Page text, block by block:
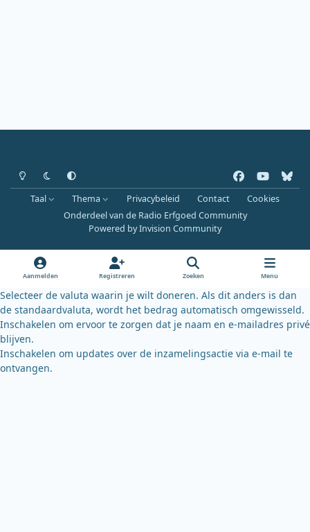
Heldere modus
Donkere modus
Systeemvoorkeur
a
c
e
k
o
u
b
l
u
k
y
Taal Thema Privacybeleid Contact
Cookies
Onderdeel van de Radio Erfgoed Community
Powered byInvision Community
Aanmelden Registreren Zoeken Menu
Selecteer de valuta waarin je wilt doneren. Als dit anders is dan
de standaardvaluta, wordt het bedrag automatisch omgewisseld.
Inschakelen om ervoor te zorgen dat je naam en e-mailadres privé
blijven.
Inschakelen om updates over de inzamelingsactie via e-mail te
ontvangen.